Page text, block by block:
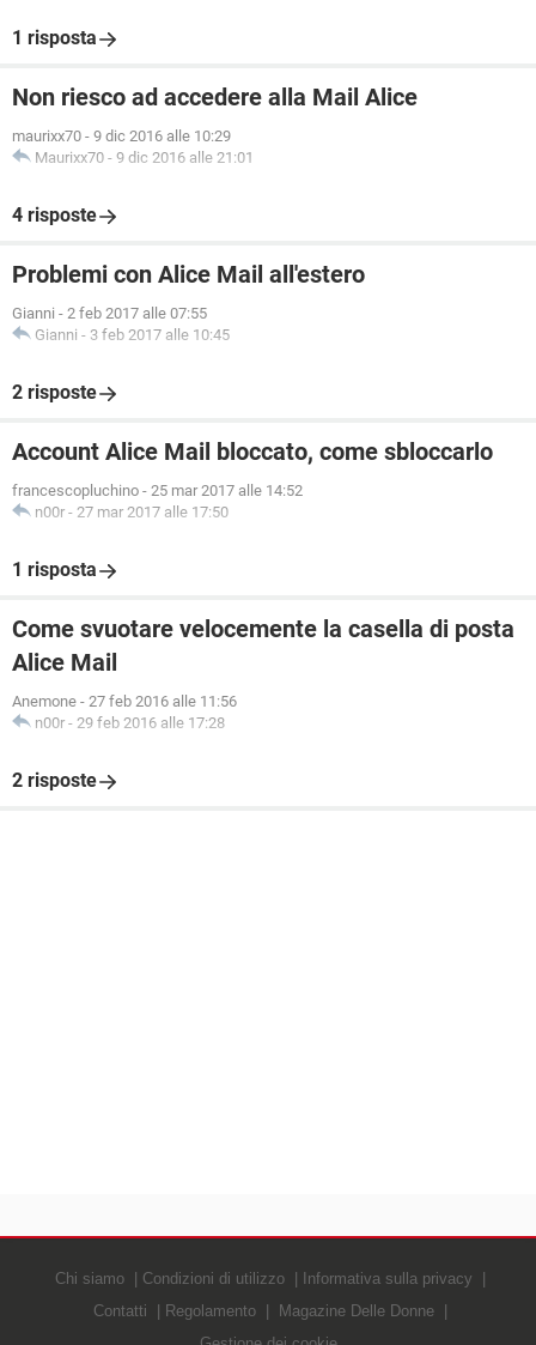
1 risposta
Non riesco ad accedere alla Mail Alice
maurixx70 - 9 dic 2016 alle 10:29
Maurixx70 - 9 dic 2016 alle 21:01
4 risposte
Problemi con Alice Mail all'estero
Gianni - 2 feb 2017 alle 07:55
Gianni - 3 feb 2017 alle 10:45
2 risposte
Account Alice Mail bloccato, come sbloccarlo
francescopluchino - 25 mar 2017 alle 14:52
n00r - 27 mar 2017 alle 17:50
1 risposta
Come svuotare velocemente la casella di posta
Alice Mail
Anemone - 27 feb 2016 alle 11:56
n00r - 29 feb 2016 alle 17:28
2 risposte
Chi siamo Condizioni di utilizzo
Informativa sulla privacy
Contatti
Regolamento
Magazine Delle Donne